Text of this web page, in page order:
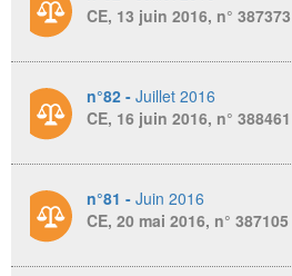
CE, 13 juin 2016, n° 387373
n°82 - Juillet 2016
CE, 16 juin 2016, n° 388461
n°81 - Juin 2016
CE, 20 mai 2016, n° 387105